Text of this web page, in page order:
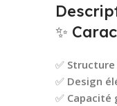
✨
✅
✅ Design
✅ Capacité